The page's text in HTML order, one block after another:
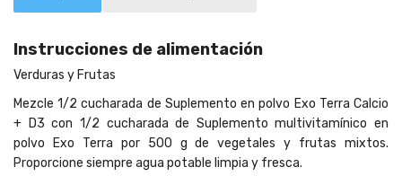
Instrucciones de alimentación
Verduras y Frutas
Mezcle 1/2 cucharada de Suplemento en polvo Exo Terra Calcio
+ D3 con 1/2 cucharada de Suplemento multivitamínico en
polvo Exo Terra por 500 g de vegetales y frutas mixtos.
Proporcione siempre agua potable limpia y fresca.